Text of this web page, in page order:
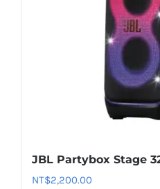
JBL Partybox Stage
NT$2,200.00